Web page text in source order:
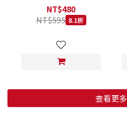
低穀鱈魚甜橙 小顆粒 800G
NT$480
NT$595 8.1折
查看更多